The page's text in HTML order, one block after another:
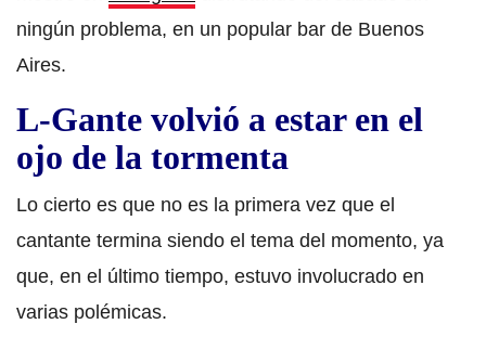
ningún problema, en un popular bar de Buenos
Aires.
L-Gante volvió a estar en el
ojo de la tormenta
Lo cierto es que no es la primera vez que el
cantante termina siendo el tema del momento, ya
que, en el último tiempo, estuvo involucrado en
varias polémicas.